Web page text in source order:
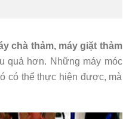
chà thảm, máy giặt thảm
quả hơn. Những máy móc
có thể thực hiện được, mà